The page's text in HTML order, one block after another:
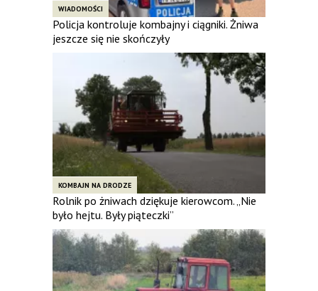
WIADOMOŚCI
Policja kontroluje kombajny i ciągniki. Żniwa
jeszcze się nie skończyły
KOMBAJN NA DRODZE
Rolnik po żniwach dziękuje kierowcom. „Nie
było hejtu. Były piąteczki”